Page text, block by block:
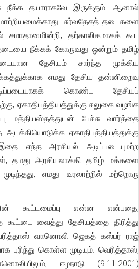
நீக்க தயாராகவே இருக்கும். ஆனால்
சுர்வதேசத் தடைகளை
சமாதானமின்றி, தற்காலிகமாகக் கூட
நீக்கக் கோருவது ஒன்றும் தமிழ்
தேசியம் சார்ந்த முக்கிய
எமது தேசிய தன்னிறைவு
கொண்ட தேசியப்
ஏகாதிபத்தியத்துக்கு சலுகை வழங்க
மத்தியஸ்தத்துடன் பேச்சு வார்த்தை
ஏகாதிபத்தியத்துக்கு
இதை எந்த அரசியல் அடிப்படையுமற்ற
தமது அரசியலாக்கி தமிழ் மக்களை
எமது வரலாற்றில் மற்றொரு
கூட்டமைப்பு என்ன என்பதை,
கூட்டை வைத்து தேசியத்தை திரித்து
வானொலி ஜெகத் கஸ்பர் ராஜ்
புரிந்து கொள்ள முடியும். வெரித்தாஸ்,
ஈழநாடு (9.11.2001)